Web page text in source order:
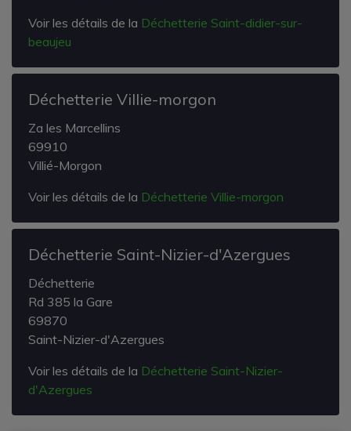
Voir les détails de la Déchetterie Saint-didier-sur-
beaujeu
Déchetterie Villie-morgon
Za les Marcellins
69910
Villié-Morgon
Voir les détails de la Déchetterie Villie-morgon
Déchetterie Saint-Nizier-d'Azergues
Déchetterie
Rd 385 la Gare
69870
Saint-Nizier-d'Azergues
Voir les détails de la Déchetterie Saint-Nizier-
d'Azergues